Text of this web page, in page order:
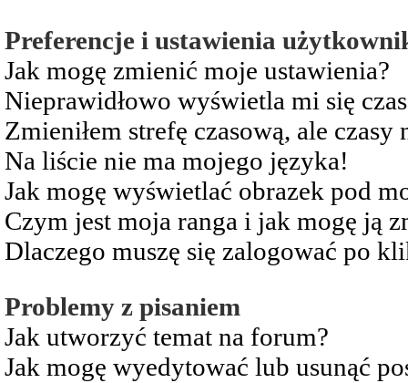
Preferencje i ustawienia
Jak mogę zmienić moje ustawienia?
Nieprawidłowo wyświetla mi się
Zmieniłem strefę czasową, ale czasy
Na liście nie ma mojego języka!
Jak mogę wyświetlać obrazek pod
Czym jest moja ranga i jak mogę ją
Dlaczego muszę się zalogować po
Problemy z pisaniem
Jak utworzyć temat na forum?
Jak mogę wyedytować lub usunąć